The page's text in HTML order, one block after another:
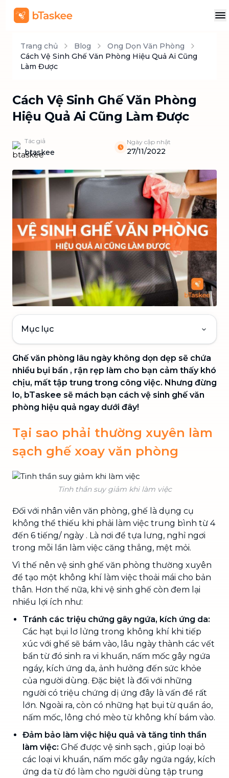
Trang chủ Blog
Ong Dọn Văn Phòng
Cách Vệ Sinh Ghế Văn Phòng Hiệu Quả Ai Cũng
Làm Được
Cách Vệ Sinh Ghế Văn Phòng
Hiệu Quả Ai Cũng Làm Được
Tác giả
btaskee
Ngày cập nhật
27/11/2022
Mục lục
Ghế văn phòng lâu ngày không dọn dẹp sẽ chứa
nhiều bụi bẩn , rận rẹp làm cho bạn cảm thấy khó
chịu, mất tập trung trong công việc. Nhưng đừng
lo, bTaskee sẽ mách bạn cách vệ sinh ghế văn
phòng hiệu quả ngay dưới đây!
Tại sao phải thường xuyên làm
sạch ghế xoay văn phòng
Tinh thần suy giảm khi làm việc
Đối với nhân viên văn phòng, ghế là dụng cụ
không thể thiếu khi phải làm việc trung bình từ 4
đến 6 tiếng/ ngày . Là nơi để tựa lưng, nghỉ ngơi
trong mỗi lần làm việc căng thẳng, mệt mỏi.
Vì thế nên vệ sinh ghế văn phòng thường xuyên
để tạo một không khí làm việc thoải mái cho bản
thân. Hơn thế nữa, khi vệ sinh ghế còn đem lại
nhiều lợi ích như:
Tránh các triệu chứng gây ngứa, kích ứng da:
Các hạt bụi lơ lửng trong không khí khi tiếp
xúc với ghế sẽ bám vào, lâu ngày thành các vết
bẩn từ đó sinh ra vi khuẩn, nấm mốc gây ngứa
ngáy, kích ứng da, ảnh hưởng đến sức khỏe
của người dùng. Đặc biệt là đối với những
người có triệu chứng dị ứng đây là vấn đề rất
lớn. Ngoài ra, còn có những hạt bụi từ quần áo,
nấm mốc, lông chó mèo từ không khí bám vào.
Đảm bảo làm việc hiệu quả và tăng tinh thần
làm việc: Ghế được vệ sinh sạch , giúp loại bỏ
các loại vi khuẩn, nấm mốc gây ngứa ngáy, kích
ứng da từ đó làm cho người dùng tập trung